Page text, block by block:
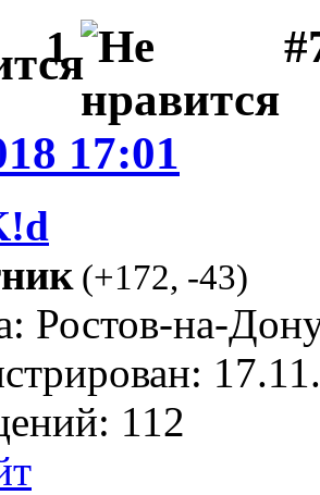
1
17:01
(+172, -43)
Ростов-на-
112